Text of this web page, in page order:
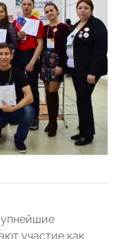
участие как